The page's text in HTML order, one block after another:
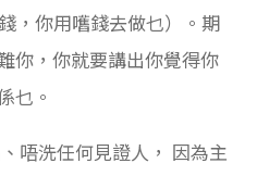
，你用嚿錢去做乜）。期
你，你就要講出你覺得你
乜。
唔洗任何見證人， 因為主